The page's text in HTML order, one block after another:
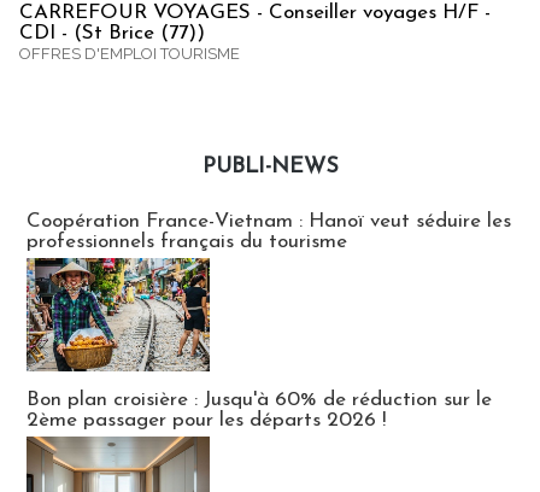
CARREFOUR VOYAGES - Conseiller voyages H/F -
CDI - (St Brice (77))
OFFRES D'EMPLOI TOURISME
PUBLI-NEWS
Coopération France-Vietnam : Hanoï veut séduire les
professionnels français du tourisme
Bon plan croisière : Jusqu'à 60% de réduction sur le
2ème passager pour les départs 2026 !